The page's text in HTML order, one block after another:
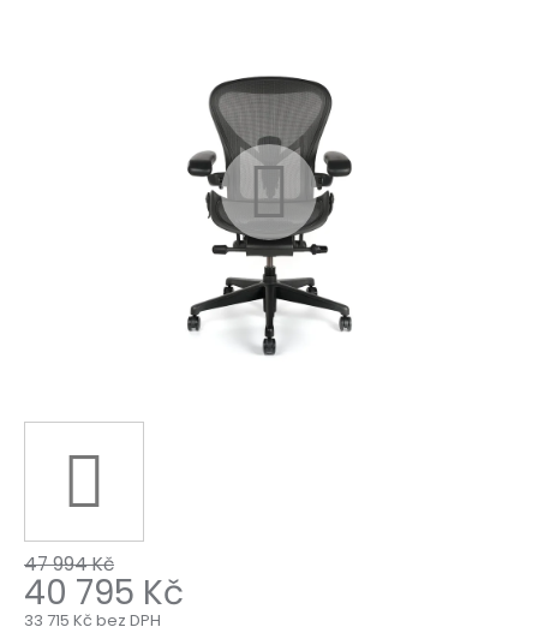
47 994 Kč
40 795 Kč
33 715 Kč bez DPH